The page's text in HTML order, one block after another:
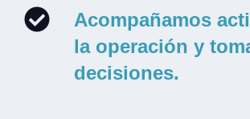
Acompañamos
la operación y
decisiones.